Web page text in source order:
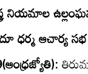
నియమాల
ధర్మ ఆచార్య